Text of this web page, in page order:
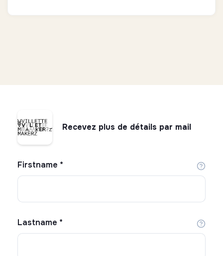
Recevez plus de détails par mail
Firstname *
Lastname *